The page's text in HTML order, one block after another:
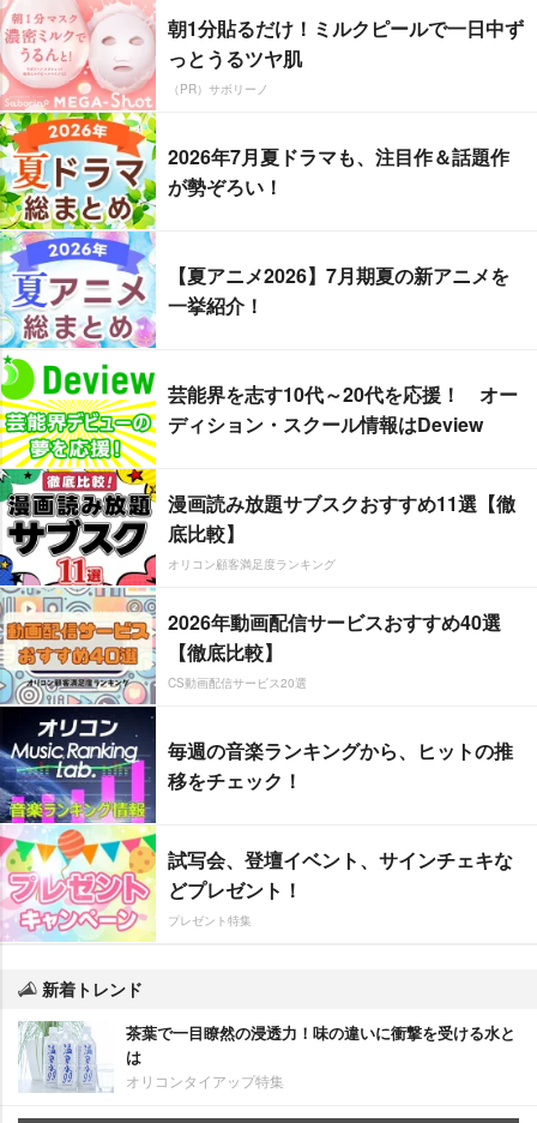
朝1分貼るだけ！ミルクピールで一日中ず
っとうるツヤ肌
（PR）サボリーノ
2026年7月夏ドラマも、注目作＆話題作
が勢ぞろい！
【夏アニメ2026】7月期夏の新アニメを
一挙紹介！
芸能界を志す10代～20代を応援！ オー
ディション・スクール情報はDeview
漫画読み放題サブスクおすすめ11選【徹
底比較】
オリコン顧客満足度ランキング
2026年動画配信サービスおすすめ40選
【徹底比較】
CS動画配信サービス20選
毎週の音楽ランキングから、ヒットの推
移をチェック！
試写会、登壇イベント、サインチェキな
どプレゼント！
プレゼント特集
新着トレンド
茶葉で一目瞭然の浸透力！味の違いに衝撃を受ける水と
は
オリコンタイアップ特集